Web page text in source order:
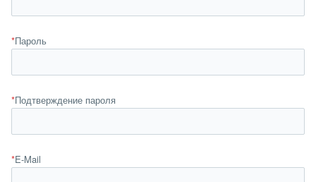
*Пароль
*Подтверждение пароля
*E-Mail